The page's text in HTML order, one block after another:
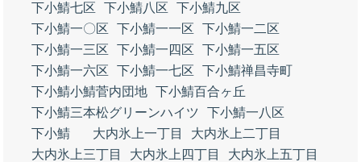
下小鯖七区
下小鯖八区
下小鯖九区
下小鯖一〇区
下小鯖一一区
下小鯖一二区
下小鯖一三区
下小鯖一四区
下小鯖一五区
下小鯖一六区
下小鯖一七区
下小鯖禅昌寺町
下小鯖小鯖菅内団地 下小鯖百合ヶ丘
下小鯖三本松グリーンハイツ
下小鯖一八区
下小鯖
大内氷上一丁目
大内氷上二丁目
大内氷上三丁目
大内氷上四丁目
大内氷上五丁目